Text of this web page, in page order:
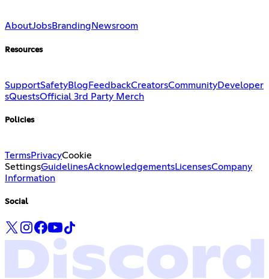
AboutJobsBranding Newsroom
Resources
SupportSafetyBlog FeedbackCreatorsCommunityDeveloper
sQuestsOfficial 3rd Party Merch
Policies
TermsPrivacyCookie
SettingsGuidelinesAcknowledgementsLicensesCompany
Information
Social